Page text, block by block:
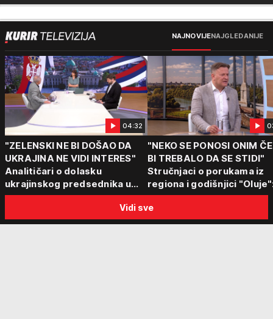
NAJNOVIJENAJGLEDANIJE
04:32
"ZELENSKI NE BI DOŠAO DA
UKRAJINA NE VIDI INTERES"
Analitičari o dolasku
ukrajinskog predsednika u
Beograd: "Srbija može da
"NEKO SE PONOSI ONIM
BI TREBALO DA SE STIDI"
Stručnjaci o porukama iz
regiona i godišnjici
"Ponos na stradanje je
anticivilizacijska poruka"
Vidi sve